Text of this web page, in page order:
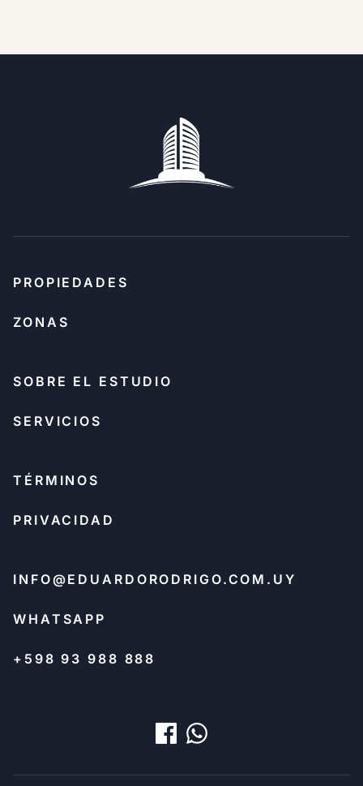
PROPIEDADES
ZONAS
SOBRE EL ESTUDIO
SERVICIOS
TÉRMINOS
PRIVACIDAD
INFO@EDUARDORODRIGO.COM.UY
WHATSAPP
+598 93 988 888